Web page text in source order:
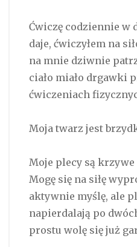
Ćwiczę codziennie w
daje, ćwiczyłem na
na mnie dziwnie
ciało miało drgawki
ćwiczeniach
Moja twarz jest
Moje plecy są
Mogę się na siłę
aktywnie myślę, ale
napierdalają po
prostu wolę się już